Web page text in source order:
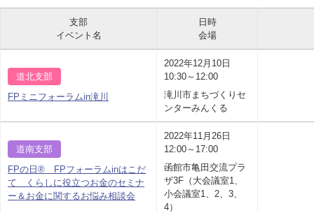
支部
イベント名
日時
会場
道北支部
FPミニフォーラムin滝川
2022年12月10日
10:30～12:00
滝川市まちづくりセ
ンターみんくる
道南支部
FPの日® FPフォーラムinはこだ
て くらしに役立つお金のセミナ
ー＆お金に関するお悩み相談会
2022年11月26日
12:00～17:00
函館市亀田交流プラ
ザ3F（大会議室1、
小会議室1、2、3、
4）